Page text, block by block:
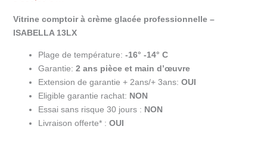
Vitrine comptoir à crème glacée professionnelle –
ISABELLA 13LX
Plage de température: -16° -14° C
Garantie: 2 ans pièce et main d’œuvre
Extension de garantie + 2ans/+ 3ans: OUI
Eligible garantie rachat: NON
Essai sans risque 30 jours : NON
Livraison offerte* : OUI